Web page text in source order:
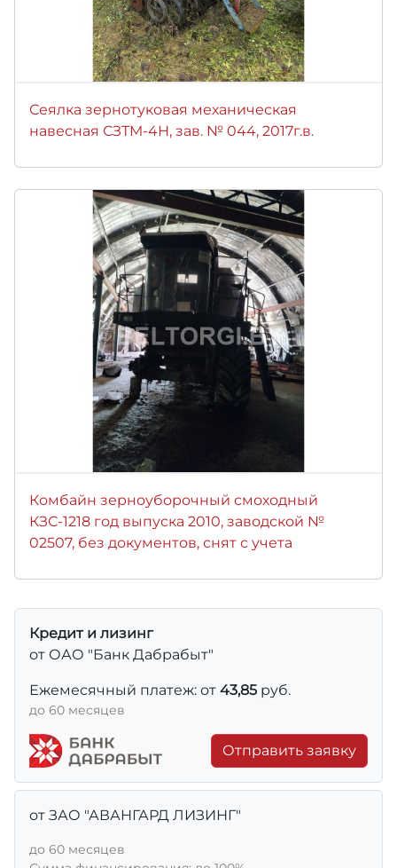
Сеялка зернотуковая механическая
навесная СЗТМ-4Н, зав. № 044, 2017г.в.
Комбайн зерноуборочный смоходный
КЗС-1218 год выпуска 2010, заводской №
02507, без документов, снят с учета
Кредит и лизинг
от ОАО "Банк Дабрабыт"
Ежемесячный платеж: от 43,85 руб.
до 60 месяцев
Отправить заявку
от ЗАО "АВАНГАРД ЛИЗИНГ"
до 60 месяцев